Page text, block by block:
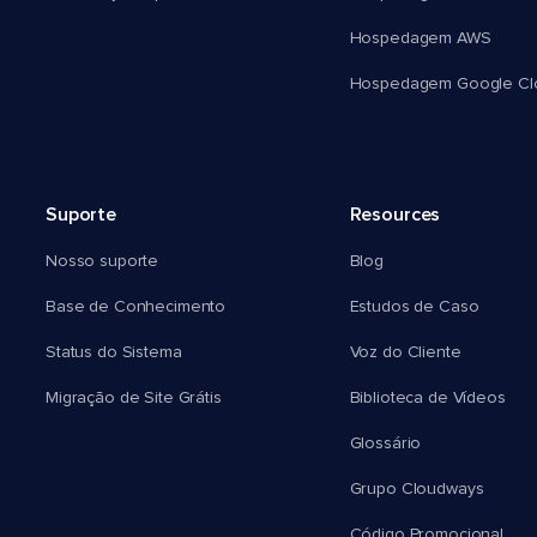
Hospedagem AWS
Hospedagem Google
Suporte
Nosso suporte
Base de Conhecimento
Status do Sistema
Migração de Site Grátis
Resources
Blog
Estudos de Caso
Voz do Cliente
Biblioteca de Vídeos
Glossário
Grupo Cloudways